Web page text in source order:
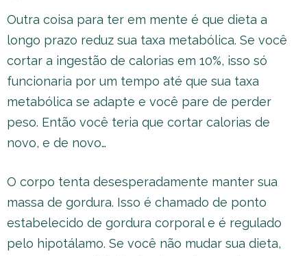
Outra coisa para ter em mente é que dieta a
longo prazo reduz sua taxa metabólica. Se você
cortar a ingestão de calorias em 10%, isso só
funcionaria por um tempo até que sua taxa
metabólica se adapte e você pare de perder
peso. Então você teria que cortar calorias de
novo, e de novo…
O corpo tenta desesperadamente manter sua
massa de gordura. Isso é chamado de ponto
estabelecido de gordura corporal e é regulado
pelo hipotálamo. Se você não mudar sua dieta,